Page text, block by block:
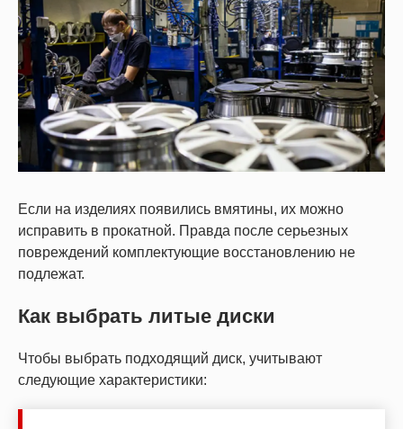
Если на изделиях появились вмятины, их можно
исправить в прокатной. Правда после серьезных
повреждений комплектующие восстановлению не
подлежат.
Как выбрать литые диски
Чтобы выбрать подходящий диск, учитывают
следующие характеристики: